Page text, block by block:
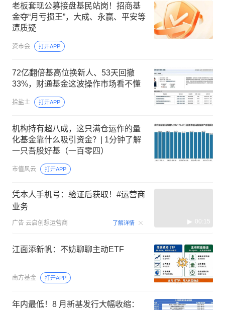
老板套现公募接盘基民站岗！招商基
金夺“月亏损王”，大成、永赢、平安等
遭质疑
资市会 打开APP
72亿翻倍基高位换新人、53天回撤
33%，财通基金这波操作市场看不懂
拾盐士 打开APP
机构持有超八成，这只满仓运作的量
化基金靠什么吸引资金？| 1分钟了解
一只吾股好基（一百零四）
市值风云 打开APP
凭本人手机号：验证后获取！#运营商
业务
广告 云启创想运营商 了解详情 00:15
江面添新帆：不妨聊聊主动ETF
南方基金 打开APP
年内最低！8 月新基发行大幅收缩：